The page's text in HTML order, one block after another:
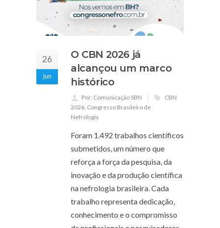
26
jun
O CBN 2026 já
alcançou um marco
histórico
Por: Comunicação SBN
CBN
2026, Congresso Brasileiro de
Nefrologia
Foram 1.492 trabalhos científicos
submetidos, um número que
reforça a força da pesquisa, da
inovação e da produção científica
na nefrologia brasileira. Cada
trabalho representa dedicação,
conhecimento e o compromisso